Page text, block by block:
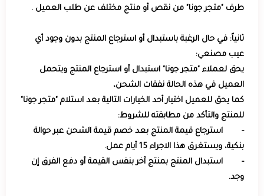
طرف "متجر جونا" من نقص أو منتج مختلف عن طلب العميل .
ثانياً: في حال الرغبة باستبدال أو استرجاع المنتج بدون وجود أي
عيب مصنعي:
يحق لعملاء "متجر جونا" استبدال أو استرجاع المنتج ويتحمل
العميل في هذه الحالة نفقات الشحن،
كما يحق للعميل اختيار أحد الخيارات التالية بعد استلام "متجر جونا"
للمنتج والتأكد من مطابقته للشروط:
- استرجاع قيمة المنتج بعد خصم قيمة الشحن عبر حوالة
بنكية، ويستغرق هذا الاجراء 15 أيام عمل.
- استبدال المنتج بمنتج آخر بنفس القيمة أو دفع الفرق إن
وجد.